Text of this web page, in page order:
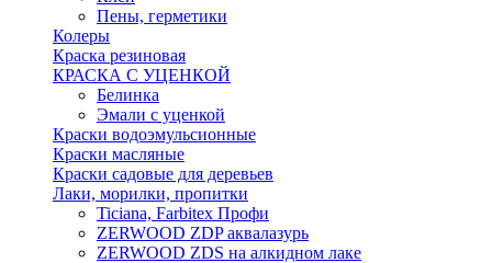
Пены, герметики
Колеры
Краска резиновая
КРАСКА С УЦЕНКОЙ
Белинка
Эмали с уценкой
Краски водоэмульсионные
Краски масляные
Краски садовые для деревьев
Лаки, морилки, пропитки
Ticiana, Farbitex Профи
ZERWOOD ZDP аквалазурь
ZERWOOD ZDS на алкидном лаке